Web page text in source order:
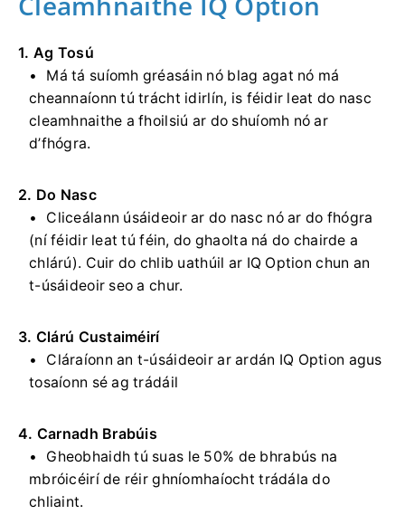
1. Ag Tosú
Má tá suíomh gréasáin nó blag agat nó má
cheannaíonn tú trácht idirlín, is féidir leat do nasc
cleamhnaithe a fhoilsiú ar do shuíomh nó ar
d’fhógra.
2. Do Nasc
Cliceálann úsáideoir ar do nasc nó ar do fhógra
(ní féidir leat tú féin, do ghaolta ná do chairde a
chlárú). Cuir do chlib uathúil ar IQ Option chun an
t-úsáideoir seo a chur.
3. Clárú Custaiméirí
Cláraíonn an t-úsáideoir ar ardán IQ Option agus
tosaíonn sé ag trádáil
4. Carnadh Brabúis
Gheobhaidh tú suas le 50% de bhrabús na
mbróicéirí de réir ghníomhaíocht trádála do
chliaint.